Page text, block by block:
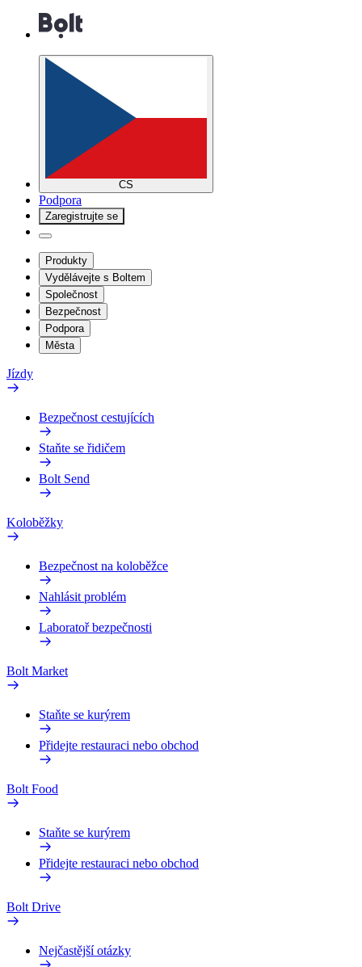
CS
Podpora
Zaregistrujte se
Produkty
Vydělávejte s Boltem
Společnost
Bezpečnost
Podpora
Města
Jízdy
Bezpečnost cestujících
Staňte se řidičem
Bolt Send
Koloběžky
Bezpečnost na koloběžce
Nahlásit problém
Laboratoř bezpečnosti
Bolt Market
Staňte se kurýrem
Přidejte restauraci nebo obchod
Bolt Food
Staňte se kurýrem
Přidejte restauraci nebo obchod
Bolt Drive
Nejčastější otázky